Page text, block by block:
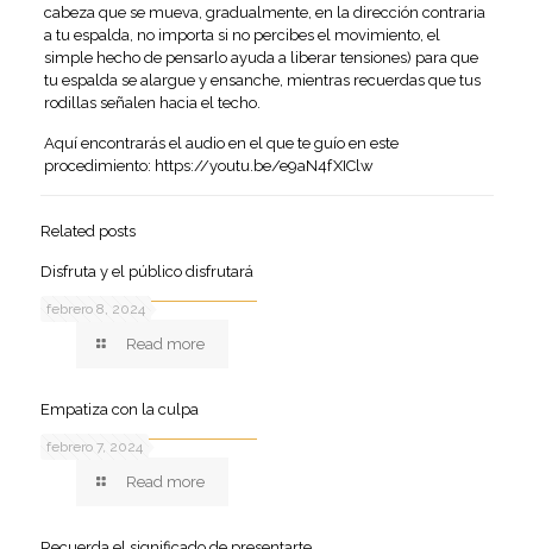
cabeza que se mueva, gradualmente, en la dirección contraria
a tu espalda, no importa si no percibes el movimiento, el
simple hecho de pensarlo ayuda a liberar tensiones) para que
tu espalda se alargue y ensanche, mientras recuerdas que tus
rodillas señalen hacia el techo.
Aquí encontrarás el audio en el que te guío en este
procedimiento: https://youtu.be/e9aN4fXIClw
Related posts
febrero 8, 2024
Disfruta y el público disfrutará
Read more
febrero 7, 2024
Empatiza con la culpa
Read more